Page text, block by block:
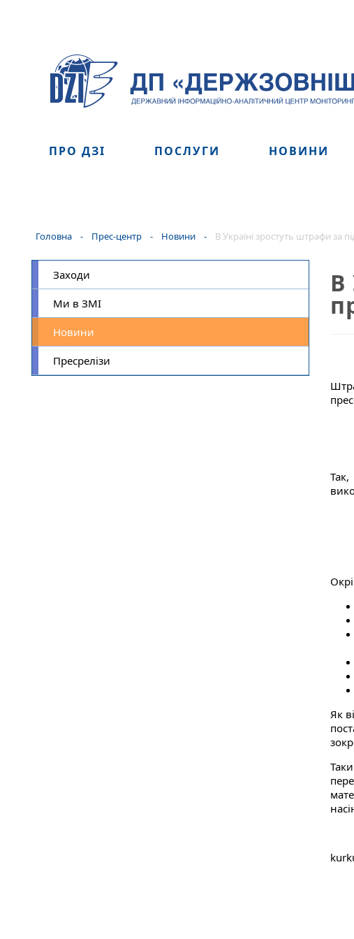
ПРО ДЗІ ПОСЛУГИ НОВИНИ
Головна - Прес-центр - Новини - В Україні зростуть штрафи за
Заходи
Ми в ЗМІ
Новини
Пресрелізи
В
Як